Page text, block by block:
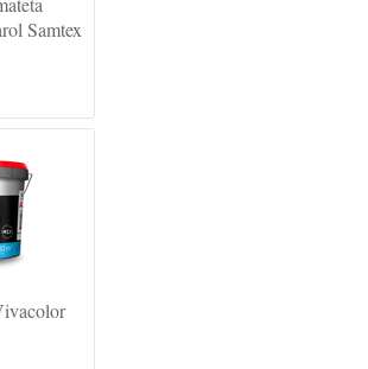
Samtex